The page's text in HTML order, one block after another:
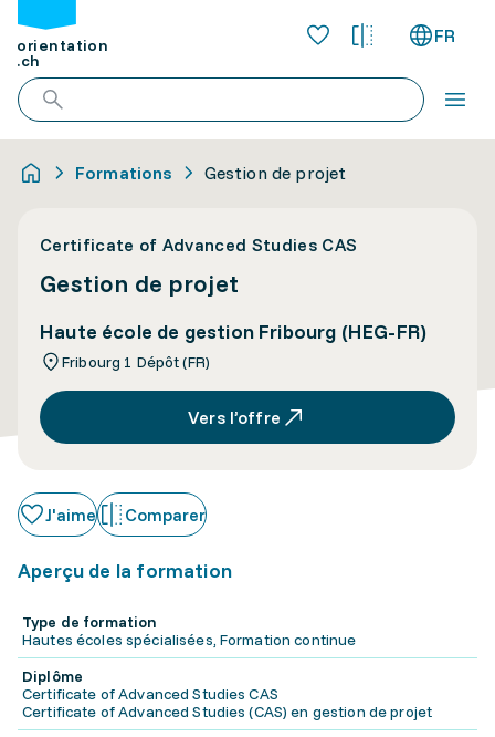
orientation
.ch
FR
Formations Gestion de projet
Certificate of Advanced Studies CAS
Gestion de projet
Haute école de gestion Fribourg (HEG-FR)
Fribourg 1 Dépôt (FR)
Vers l’offre
J'aime Comparer
Aperçu de la formation
Type de formation
Hautes écoles spécialisées, Formation continue
Diplôme
Certificate of Advanced Studies CAS
Certificate of Advanced Studies (CAS) en gestion de projet